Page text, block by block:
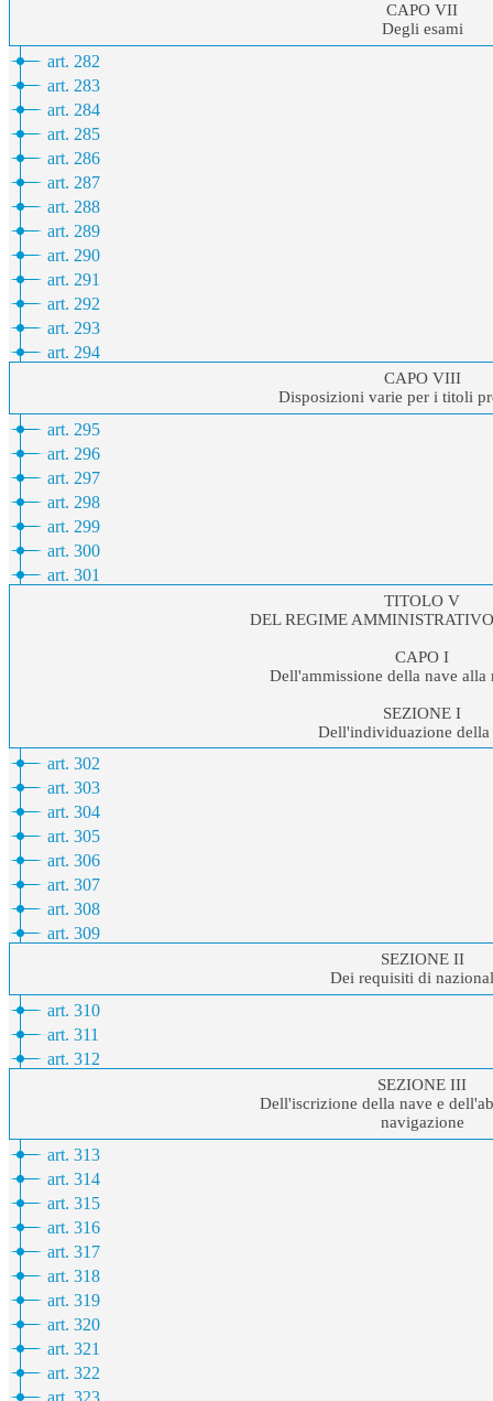
CAPO VII
Degli esami
art. 282
art. 283
art. 284
art. 285
art. 286
art. 287
art. 288
art. 289
art. 290
art. 291
art. 292
art. 293
art. 294
CAPO VIII
Disposizioni varie per i titoli
art. 295
art. 296
art. 297
art. 298
art. 299
art. 300
art. 301
TITOLO V
DEL REGIME
CAPO I
Dell'ammissione della nave alla
SEZIONE I
Dell'individuazione della
art. 302
art. 303
art. 304
art. 305
art. 306
art. 307
art. 308
art. 309
SEZIONE II
Dei requisiti di
art. 310
art. 311
art. 312
SEZIONE III
Dell'iscrizione della nave e
navigazione
art. 313
art. 314
art. 315
art. 316
art. 317
art. 318
art. 319
art. 320
art. 321
art. 322
art. 323